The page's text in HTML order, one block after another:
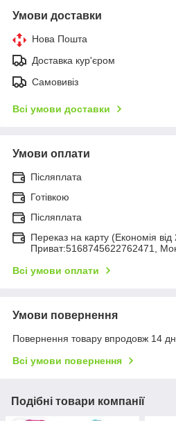
Умови доставки
Нова Пошта
Доставка кур'єром
Самовивіз
Всі умови доставки
Умови оплати
Післяплата
Готівкою
Післяплата
Переказ на карту (Економія від
Приват:5168745622762471,
Всі умови оплати
Умови повернення
Повернення товару впродовж 14
Всі умови повернення
Подібні товари компанії